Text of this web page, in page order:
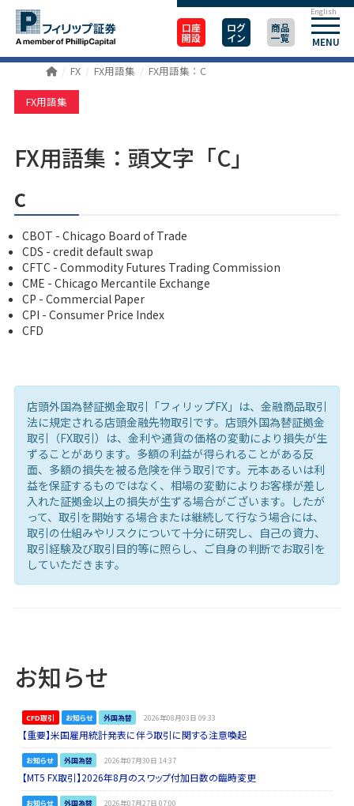
口座
開設
ログ
イン
商品
一覧 MENU
English
FX FX用語集 FX用語集：C
FX用語集
FX用語集：頭文字「C」
c
CBOT - Chicago Board of Trade
CDS - credit default swap
CFTC - Commodity Futures Trading Commission
CME - Chicago Mercantile Exchange
CP - Commercial Paper
CPI - Consumer Price Index
CFD
店頭外国為替証拠金取引「フィリップFX」は、金融商品取引
法に規定される店頭金融先物取引です。店頭外国為替証拠金
取引（FX取引）は、金利や通貨の価格の変動により損失が生
ずることがあります。多額の利益が得られることがある反
面、多額の損失を被る危険を伴う取引です。元本あるいは利
益を保証するものではなく、相場の変動によりお客様が差し
入れた証拠金以上の損失が生ずる場合がございます。したが
って、取引を開始する場合または継続して行なう場合には、
取引の仕組みやリスクについて十分に研究し、自己の資力、
取引経験及び取引目的等に照らし、ご自身の判断でお取引を
していただきます。
お知らせ
CFD取引 お知らせ 外国為替 2026年08月03日 09:33
【重要】米国雇用統計発表に伴う取引に関する注意喚起
お知らせ 外国為替 2026年07月30日 14:37
【MT5 FX取引】2026年8月のスワップ付加日数の臨時変更
お知らせ 外国為替 2026年07月27日 07:00